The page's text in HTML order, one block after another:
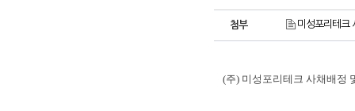
첨부 미성포리테크
(주) 미성포리테크 사채배정